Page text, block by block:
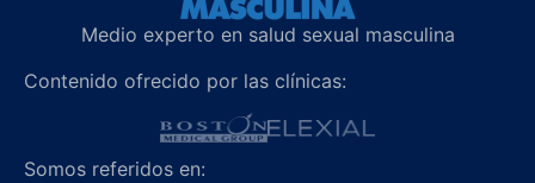
Medio experto en salud sexual masculina
Contenido ofrecido por las clínicas:
Somos referidos en: